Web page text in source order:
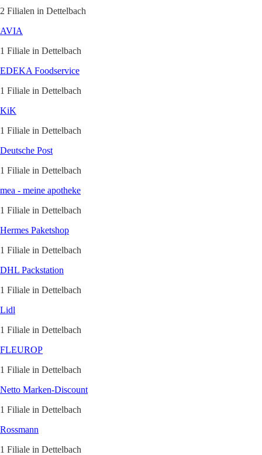
2 Filialen in Dettelbach
AVIA
1 Filiale in Dettelbach
EDEKA Foodservice
1 Filiale in Dettelbach
KiK
1 Filiale in Dettelbach
Deutsche Post
1 Filiale in Dettelbach
mea - meine apotheke
1 Filiale in Dettelbach
Hermes Paketshop
1 Filiale in Dettelbach
DHL Packstation
1 Filiale in Dettelbach
Lidl
1 Filiale in Dettelbach
FLEUROP
1 Filiale in Dettelbach
Netto Marken-Discount
1 Filiale in Dettelbach
Rossmann
1 Filiale in Dettelbach